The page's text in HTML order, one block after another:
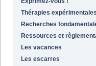
Thérapies expérimentales
Recherches
Ressources et
Les vacances
Les escarres